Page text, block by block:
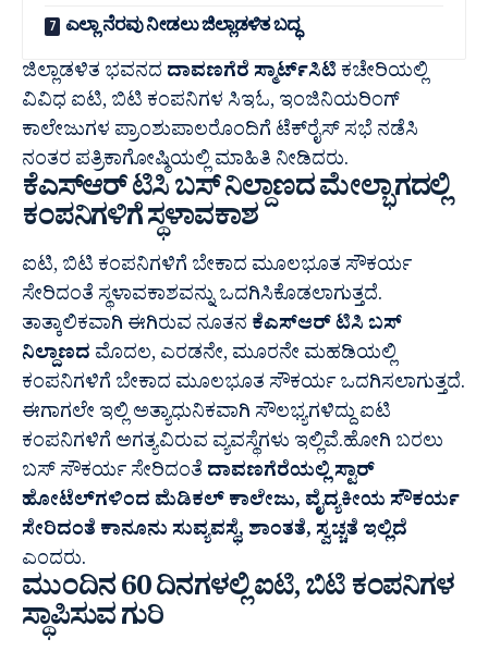
ಎಲ್ಲಾ ನೆರವು ನೀಡಲು ಜಿಲ್ಲಾಡಳಿತ ಬದ್ಧ
ಜಿಲ್ಲಾಡಳಿತ ಭವನದ ದಾವಣಗೆರೆ ಸ್ಮಾರ್ಟ್‍ಸಿಟಿ ಕಚೇರಿಯಲ್ಲಿ
ವಿವಿಧ ಐಟಿ, ಬಿಟಿ ಕಂಪನಿಗಳ ಸಿಇಓ, ಇಂಜಿನಿಯರಿಂಗ್
ಕಾಲೇಜುಗಳ ಪ್ರಾಂಶುಪಾಲರೊಂದಿಗೆ ಟೆಕ್‍ರೈಸ್ ಸಭೆ ನಡೆಸಿ
ನಂತರ ಪತ್ರಿಕಾಗೋಷ್ಠಿಯಲ್ಲಿ ಮಾಹಿತಿ ನೀಡಿದರು.
ಕೆಎಸ್‍ಆರ್ ಟಿಸಿ ಬಸ್ ನಿಲ್ದಾಣದ ಮೇಲ್ಭಾಗದಲ್ಲಿ
ಕಂಪನಿಗಳಿಗೆ ಸ್ಥಳಾವಕಾಶ
ಐಟಿ, ಬಿಟಿ ಕಂಪನಿಗಳಿಗೆ ಬೇಕಾದ ಮೂಲಭೂತ ಸೌಕರ್ಯ
ಸೇರಿದಂತೆ ಸ್ಥಳಾವಕಾಶವನ್ನು ಒದಗಿಸಿಕೊಡಲಾಗುತ್ತದೆ.
ತಾತ್ಕಾಲಿಕವಾಗಿ ಈಗಿರುವ ನೂತನ ಕೆಎಸ್‍ಆರ್ ಟಿಸಿ ಬಸ್
ನಿಲ್ದಾಣದ ಮೊದಲ, ಎರಡನೇ, ಮೂರನೇ ಮಹಡಿಯಲ್ಲಿ
ಕಂಪನಿಗಳಿಗೆ ಬೇಕಾದ ಮೂಲಭೂತ ಸೌಕರ್ಯ ಒದಗಿಸಲಾಗುತ್ತದೆ.
ಈಗಾಗಲೇ ಇಲ್ಲಿ ಅತ್ಯಾಧುನಿಕವಾಗಿ ಸೌಲಭ್ಯಗಳಿದ್ದು ಐಟಿ
ಕಂಪನಿಗಳಿಗೆ ಅಗತ್ಯವಿರುವ ವ್ಯವಸ್ಥೆಗಳು ಇಲ್ಲಿವೆ.ಹೋಗಿ ಬರಲು
ಬಸ್ ಸೌಕರ್ಯ ಸೇರಿದಂತೆ ದಾವಣಗೆರೆಯಲ್ಲಿ ಸ್ಟಾರ್
ಹೋಟೆಲ್‍ಗಳಿಂದ ಮೆಡಿಕಲ್ ಕಾಲೇಜು, ವೈದ್ಯಕೀಯ ಸೌಕರ್ಯ
ಸೇರಿದಂತೆ ಕಾನೂನು ಸುವ್ಯವಸ್ಥೆ, ಶಾಂತತೆ, ಸ್ವಚ್ಚತೆ ಇಲ್ಲಿದೆ
ಎಂದರು.
ಮುಂದಿನ 60 ದಿನಗಳಲ್ಲಿ ಐಟಿ, ಬಿಟಿ ಕಂಪನಿಗಳ
ಸ್ಥಾಪಿಸುವ ಗುರಿ